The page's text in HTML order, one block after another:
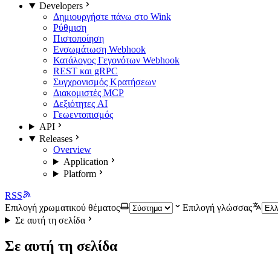
Developers
Δημιουργήστε πάνω στο Wink
Ρύθμιση
Πιστοποίηση
Ενσωμάτωση Webhook
Κατάλογος Γεγονότων Webhook
REST και gRPC
Συγχρονισμός Κρατήσεων
Διακομιστές MCP
Δεξιότητες AI
Γεωεντοπισμός
API
Releases
Overview
Application
Platform
RSS
Επιλογή χρωματικού θέματος
Επιλογή γλώσσας
Σε αυτή τη σελίδα
Σε αυτή τη σελίδα